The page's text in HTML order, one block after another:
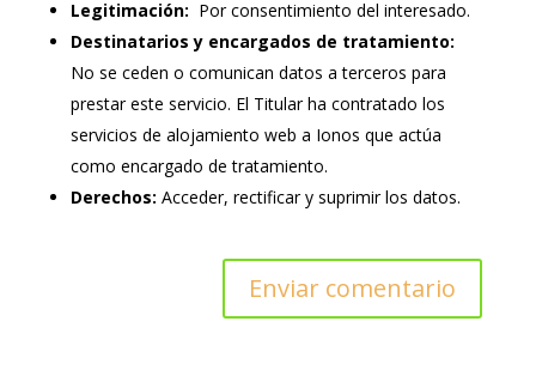
Legitimación: Por consentimiento del interesado.
Destinatarios y encargados de tratamiento:
No se ceden o comunican datos a terceros para
prestar este servicio. El Titular ha contratado los
servicios de alojamiento web a Ionos que actúa
como encargado de tratamiento.
Derechos: Acceder, rectificar y suprimir los datos.